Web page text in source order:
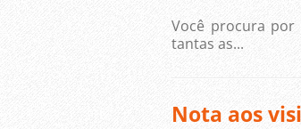
Você procura por
tantas as...
Nota aos